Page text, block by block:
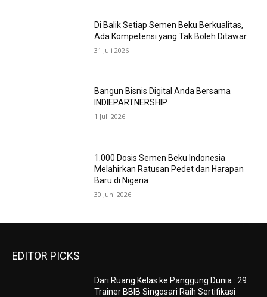
Di Balik Setiap Semen Beku Berkualitas,
Ada Kompetensi yang Tak Boleh Ditawar
31 Juli 2026
Bangun Bisnis Digital Anda Bersama
INDIEPARTNERSHIP
1 Juli 2026
1.000 Dosis Semen Beku Indonesia
Melahirkan Ratusan Pedet dan Harapan
Baru di Nigeria
30 Juni 2026
EDITOR PICKS
Dari Ruang Kelas ke Panggung Dunia : 29
Trainer BBIB Singosari Raih Sertifikasi